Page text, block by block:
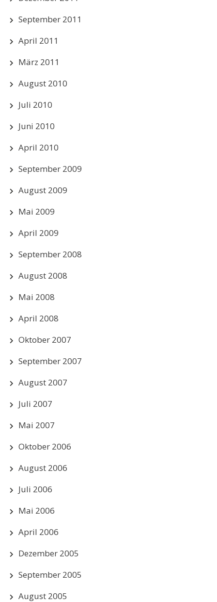
September 2011
April 2011
März 2011
August 2010
Juli 2010
Juni 2010
April 2010
September 2009
August 2009
Mai 2009
April 2009
September 2008
August 2008
Mai 2008
April 2008
Oktober 2007
September 2007
August 2007
Juli 2007
Mai 2007
Oktober 2006
August 2006
Juli 2006
Mai 2006
April 2006
Dezember 2005
September 2005
August 2005